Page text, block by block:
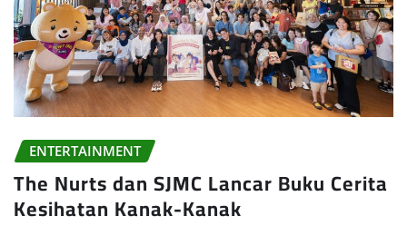
ENTERTAINMENT
The Nurts dan SJMC Lancar Buku Cerita
Kesihatan Kanak-Kanak